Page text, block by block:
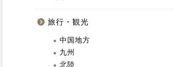
旅行・観光
中国地方
九州
北陸